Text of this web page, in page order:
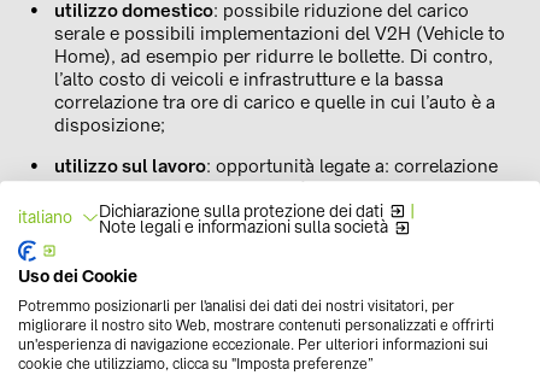
utilizzo domestico: possibile riduzione del carico
serale e possibili implementazioni del V2H (Vehicle to
Home), ad esempio per ridurre le bollette. Di contro,
l’alto costo di veicoli e infrastrutture e la bassa
correlazione tra ore di carico e quelle in cui l’auto è a
disposizione;
utilizzo sul lavoro: opportunità legate a: correlazione
tra ore di carico e disponibilità delle auto, elevato
numero di ore in cui la vettura è disponibile e servizi
energy e power intensive. Tra le barriere, però, l’elevato
costo che devono sostenere le imprese e l’eccessiva
concentrazione di immissione/prelievo di energia nella
stessa zona.
utilizzo in luogo pubblico: vi sono buone possibilità di
servizi energy e power intensive in caso di soste
italiano Dichiarazione sulla protezione dei dati |
Note legali e informazioni sulla società
Uso dei Cookie
Potremmo posizionarli per l'analisi dei dati dei nostri visitatori, per
migliorare il nostro sito Web, mostrare contenuti personalizzati e offrirti
un'esperienza di navigazione eccezionale. Per ulteriori informazioni sui
cookie che utilizziamo, clicca su "Imposta preferenze”